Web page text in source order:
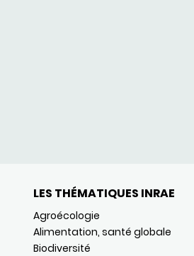
LES THÉMATIQUES INRAE
Agroécologie
Alimentation, santé globale
Biodiversité